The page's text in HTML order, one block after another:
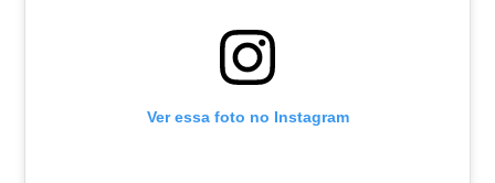
Ver essa foto no Instagram